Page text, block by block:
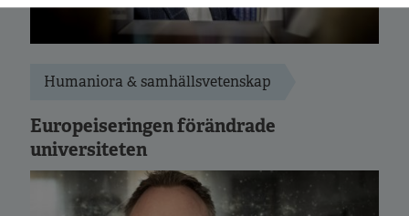
Humaniora & samhällsvetenskap
Europeiseringen förändrade
universiteten